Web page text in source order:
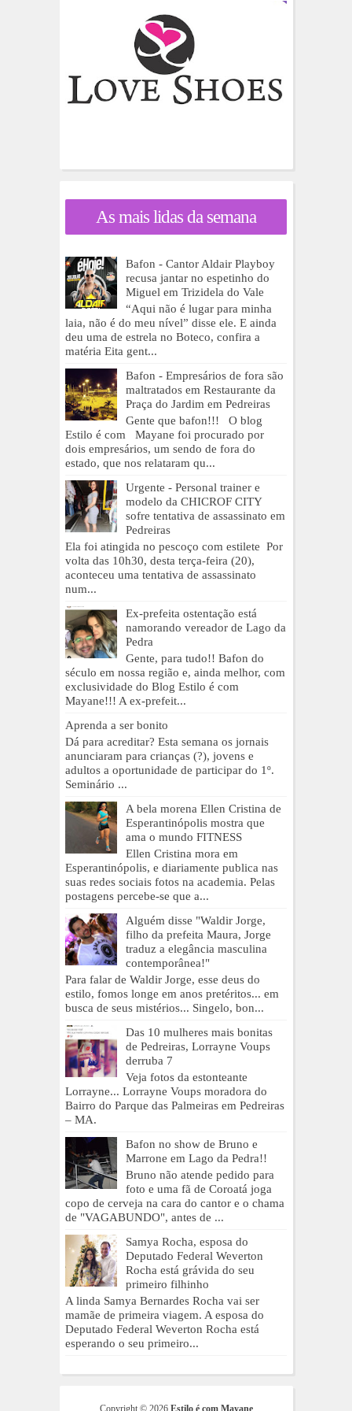
As mais lidas da semana
Bafon - Cantor Aldair Playboy
recusa jantar no espetinho do
Miguel em Trizidela do Vale
“Aqui não é lugar para minha
laia, não é do meu nível” disse ele. E ainda
deu uma de estrela no Boteco, confira a
matéria Eita gent...
Bafon - Empresários de fora são
maltratados em Restaurante da
Praça do Jardim em Pedreiras
Gente que bafon!!! O blog
Estilo é com Mayane foi procurado por
dois empresários, um sendo de fora do
estado, que nos relataram qu...
Urgente - Personal trainer e
modelo da CHICROF CITY
sofre tentativa de assassinato em
Pedreiras
Ela foi atingida no pescoço com estilete Por
volta das 10h30, desta terça-feira (20),
aconteceu uma tentativa de assassinato
num...
Ex-prefeita ostentação está
namorando vereador de Lago da
Pedra
Gente, para tudo!! Bafon do
século em nossa região e, ainda melhor, com
exclusividade do Blog Estilo é com
Mayane!!! A ex-prefeit...
Aprenda a ser bonito
Dá para acreditar? Esta semana os jornais
anunciaram para crianças (?), jovens e
adultos a oportunidade de participar do 1º.
Seminário ...
A bela morena Ellen Cristina de
Esperantinópolis mostra que
ama o mundo FITNESS
Ellen Cristina mora em
Esperantinópolis, e diariamente publica nas
suas redes sociais fotos na academia. Pelas
postagens percebe-se que a...
Alguém disse "Waldir Jorge,
filho da prefeita Maura, Jorge
traduz a elegância masculina
contemporânea!"
Para falar de Waldir Jorge, esse deus do
estilo, fomos longe em anos pretéritos... em
busca de seus mistérios... Singelo, bon...
Das 10 mulheres mais bonitas
de Pedreiras, Lorrayne Voups
derruba 7
Veja fotos da estonteante
Lorrayne... Lorrayne Voups moradora do
Bairro do Parque das Palmeiras em Pedreiras
– MA.
Bafon no show de Bruno e
Marrone em Lago da Pedra!!
Bruno não atende pedido para
foto e uma fã de Coroatá joga
copo de cerveja na cara do cantor e o chama
de "VAGABUNDO", antes de ...
Samya Rocha, esposa do
Deputado Federal Weverton
Rocha está grávida do seu
primeiro filhinho
A linda Samya Bernardes Rocha vai ser
mamãe de primeira viagem. A esposa do
Deputado Federal Weverton Rocha está
esperando o seu primeiro...